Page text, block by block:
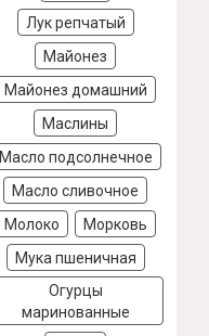
Лук репчатый
Майонез
Майонез домашний
Маслины
Масло подсолнечное
Масло сливочное
Молоко
Морковь
Мука пшеничная
Огурцы
маринованные